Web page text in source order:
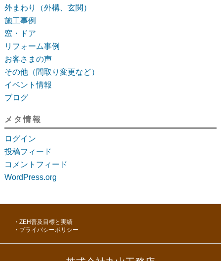
外まわり（外構、玄関）
施工事例
窓・ドア
リフォーム事例
お客さまの声
その他（間取り変更など）
イベント情報
ブログ
メタ情報
ログイン
投稿フィード
コメントフィード
WordPress.org
ZEH普及目標と実績
プライバシーポリシー